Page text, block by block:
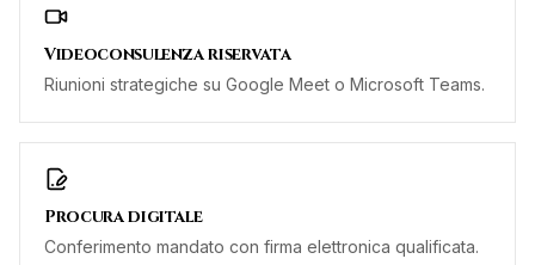
Videoconsulenza riservata
Riunioni strategiche su Google Meet o Microsoft Teams.
Procura digitale
Conferimento mandato con firma elettronica qualificata.